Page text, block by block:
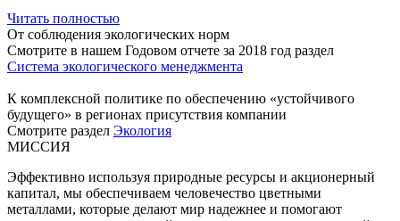
Читать полностью
От соблюдения экологических норм
Смотрите в нашем Годовом отчете за 2018 год раздел
Система экологического менеджмента
К комплексной политике по обеспечению «устойчивого
будущего» в регионах присутствия компании
Смотрите раздел Экология
МИССИЯ
Эффективно используя природные ресурсы и акционерный
капитал, мы обеспечиваем человечество цветными
металлами, которые делают мир надежнее и помогают